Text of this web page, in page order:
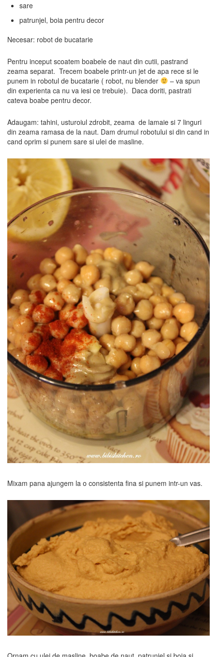
sare
patrunjel, boia pentru decor
Necesar: robot de bucatarie
Pentru inceput scoatem boabele de naut din cutii, pastrand
zeama separat. Trecem boabele printr-un jet de apa rece si le
punem in robotul de bucatarie ( robot, nu blender
– va spun
din experienta ca nu va iesi ce trebuie). Daca doriti, pastrati
cateva boabe pentru decor.
Adaugam: tahini, usturoiul zdrobit, zeama de lamaie si 7 linguri
din zeama ramasa de la naut. Dam drumul robotului si din cand in
cand oprim si punem sare si ulei de masline.
Mixam pana ajungem la o consistenta fina si punem intr-un vas.